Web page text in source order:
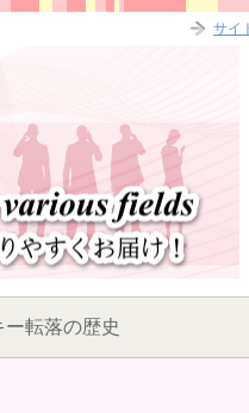
転落の歴史
サイ